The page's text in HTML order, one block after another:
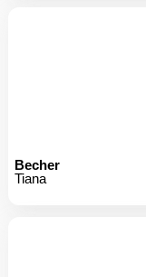
Becher
Tiana